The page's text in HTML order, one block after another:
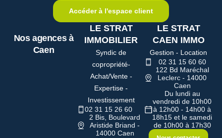
Accéder à l'espace client
Nos agences à
Caen
LE STRAT
IMMOBILIER
Syndic de
copropriété-
Achat/Vente -
Expertise -
Investissement
02 31 15 26 60
2 Bis, Boulevard
Aristide Briand -
14000 Caen
LE STRAT
CAEN IMMO
Gestion - Location
02 31 15 60 60
122 Bd Maréchal
Leclerc - 14000
Caen
Du lundi au
vendredi de 10h00
à 12h00 - 14h00 à
18h15 et le samedi
de 10h00 à 17h30